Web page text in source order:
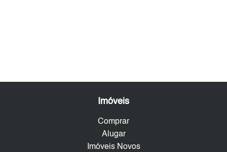
Imóveis
Comprar
Alugar
Imóveis Novos